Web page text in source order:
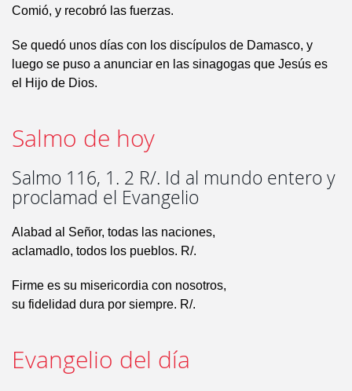
Comió, y recobró las fuerzas.
Se quedó unos días con los discípulos de Damasco, y
luego se puso a anunciar en las sinagogas que Jesús es
el Hijo de Dios.
Salmo de hoy
Salmo 116, 1. 2 R/. Id al mundo entero y
proclamad el Evangelio
Alabad al Señor, todas las naciones,
aclamadlo, todos los pueblos. R/.
Firme es su misericordia con nosotros,
su fidelidad dura por siempre. R/.
Evangelio del día